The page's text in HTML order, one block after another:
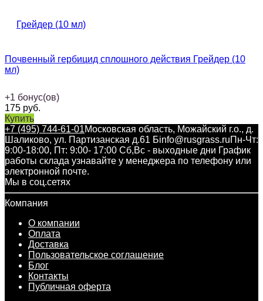
Почвенный гербицид сплошного действия Грейдер (10
мл)
+1 бонус(ов)
175 руб.
Купить
+7 (495) 744-61-01Московская область, Можайский г.о., д.
Шаликово, ул. Партизанская д.61 Бinfo@rusgrass.ruПн-Чт:
9:00-18:00, Пт: 9:00- 17:00 Сб,Вс - выходные дни График
работы склада узнавайте у менеджера по телефону или
электронной почте.
Мы в соц.сетях
Компания
О компании
Оплата
Доставка
Пользовательское соглашение
Блог
Контакты
Публичная оферта